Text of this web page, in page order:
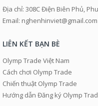
Địa chỉ: 308C Điện Biên Phủ,
Email: nghenhinviet@gmail.com
LIÊN KẾT BẠN BÈ
Olymp Trade Việt Nam
Cách chơi Olymp Trade
Chiến thuật Olymp Trade
Hướng dẫn Đăng ký Olymp